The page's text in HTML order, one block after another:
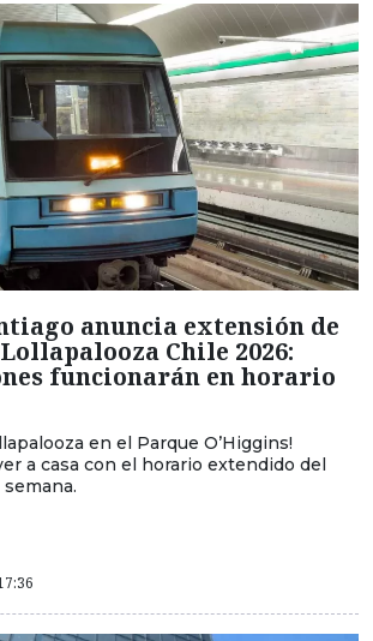
anuncia extensión de
Chile 2026:
funcionarán en horario
en el Parque O’Higgins!
a casa con el horario extendido del